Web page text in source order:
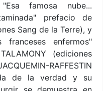
famosa nube...
prefacio de
Sang de la Terre), y
enfermos"
(ediciones
RAFFESTIN
de la verdad y su